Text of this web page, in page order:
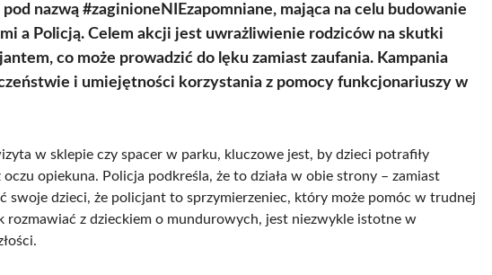
nazwą #zaginioneNIEzapomniane, mająca na celu budowanie
a Policją. Celem akcji jest uwrażliwienie rodziców na skutki
co może prowadzić do lęku zamiast zaufania. Kampania
i umiejętności korzystania z pomocy funkcjonariuszy w
w sklepie czy spacer w parku, kluczowe jest, by dzieci potrafiły
opiekuna. Policja podkreśla, że to działa w obie strony – zamiast
swoje dzieci, że policjant to sprzymierzeniec, który może pomóc w trudnej
rozmawiać z dzieckiem o mundurowych, jest niezwykle istotne w